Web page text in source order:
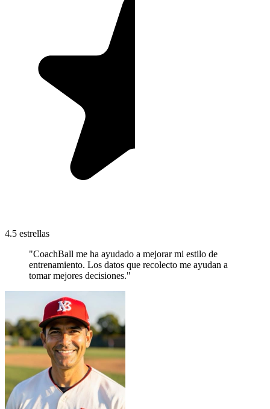
4.5 estrellas
"CoachBall me ha ayudado a mejorar mi estilo de
entrenamiento. Los datos que recolecto me ayudan a
tomar mejores decisiones."